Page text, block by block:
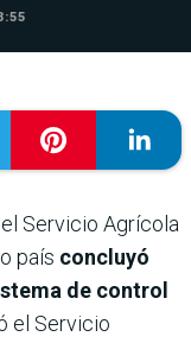
Servicio Agrícola
país concluyó
de control
el Servicio